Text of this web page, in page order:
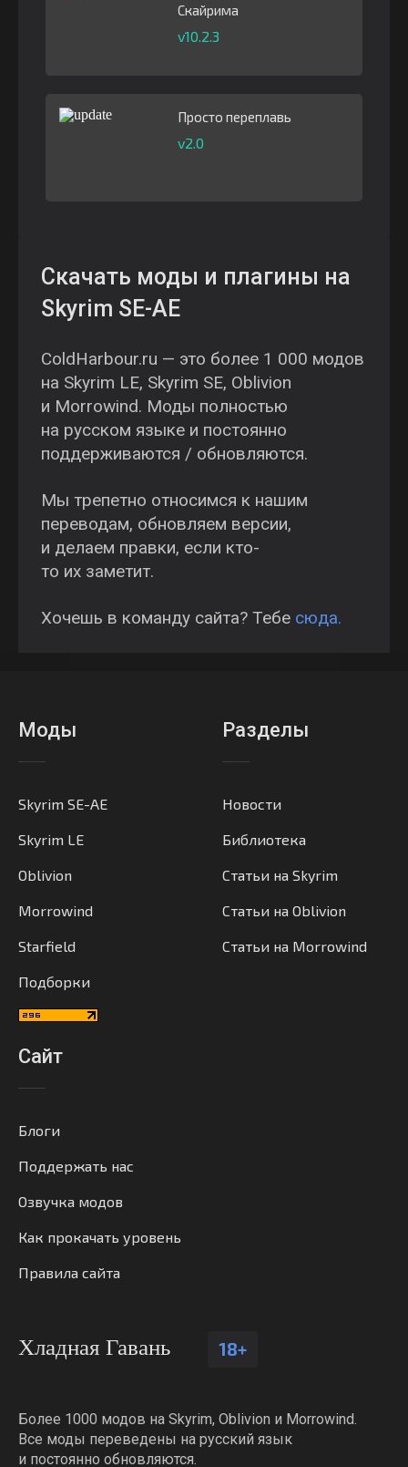
Скайрима
v10.2.3
Просто переплавь
v2.0
Скачать моды и плагины на
Skyrim SE-AE
ColdHarbour.ru — это более 1 000 модов
на Skyrim LE, Skyrim SE, Oblivion
и Morrowind. Моды полностью
на русском языке и постоянно
поддерживаются / обновляются.
Мы трепетно относимся к нашим
переводам, обновляем версии,
и делаем правки, если кто-
то их заметит.
Хочешь в команду сайта? Тебе сюда.
Моды
Skyrim SE-AE
Skyrim LE
Oblivion
Morrowind
Starfield
Подборки
Разделы
Новости
Библиотека
Статьи на Skyrim
Статьи на Oblivion
Статьи на Morrowind
Сайт
Блоги
Поддержать нас
Озвучка модов
Как прокачать уровень
Правила сайта
Хладная Гавань 18+
Более 1000 модов на Skyrim, Oblivion и Morrowind.
Все моды переведены на русский язык
и постоянно обновляются.